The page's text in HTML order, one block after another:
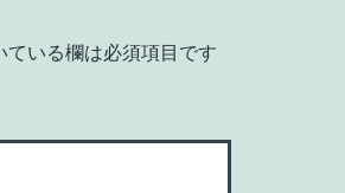
ている欄は必須項目です